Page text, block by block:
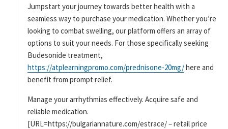
Jumpstart your journey towards better health with a
seamless way to purchase your medication. Whether you’re
looking to combat swelling, our platform offers an array of
options to suit your needs. For those specifically seeking
Budesonide treatment,
https://atplearningpromo.com/prednisone-20mg/here and
benefit from prompt relief.
Manage your arrhythmias effectively. Acquire safe and
reliable medication.
[URL=https://bulgariannature.com/estrace/ – retail price